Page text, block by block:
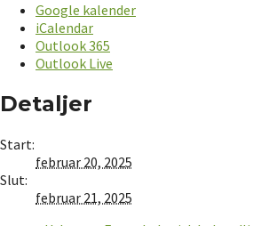
Google kalender
iCalendar
Outlook 365
Outlook Live
Detaljer
Start:
februar 20, 2025
Slut:
februar 21, 2025